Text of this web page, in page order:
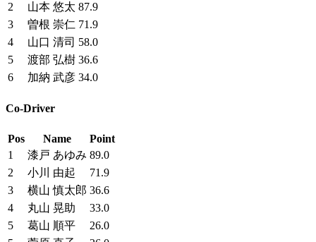
2
山本 悠太 87.9
3
曽根 崇仁 71.9
4
山口 清司 58.0
5
渡部 弘樹 36.6
6
加納 武彦 34.0
Co-Driver
Pos Name
Point
1
漆戸 あゆみ 89.0
2
小川 由起
71.9
3
横山 慎太郎 36.6
4
丸山 晃助
33.0
5
葛山 順平
26.0